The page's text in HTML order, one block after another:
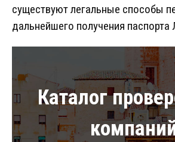
существуют легальные способы
дальнейшего получения паспорта
Каталог